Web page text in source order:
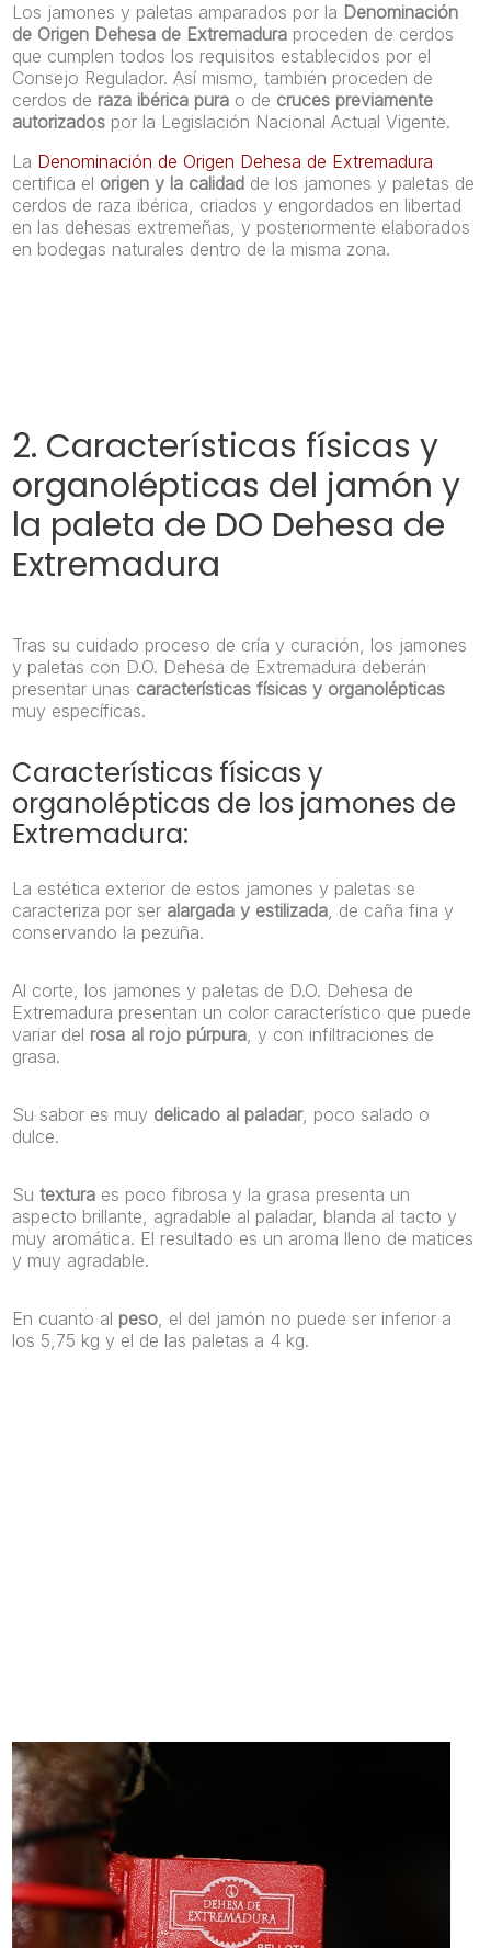
Los jamones y paletas amparados por la Denominación
de Origen Dehesa de Extremadura proceden de cerdos
que cumplen todos los requisitos establecidos por el
Consejo Regulador. Así mismo, también proceden de
cerdos de raza ibérica pura o de cruces previamente
autorizados por la Legislación Nacional Actual Vigente.
La Denominación de Origen Dehesa de Extremadura
certifica el origen y la calidad de los jamones y paletas de
cerdos de raza ibérica, criados y engordados en libertad
en las dehesas extremeñas, y posteriormente elaborados
en bodegas naturales dentro de la misma zona.
2. Características físicas y
organolépticas del jamón y
la paleta de DO Dehesa de
Extremadura
Tras su cuidado proceso de cría y curación, los jamones
y paletas con D.O. Dehesa de Extremadura deberán
presentar unas características físicas y organolépticas
muy específicas.
Características físicas y
organolépticas de los jamones de
Extremadura:
La estética exterior de estos jamones y paletas se
caracteriza por ser alargada y estilizada, de caña fina y
conservando la pezuña.
Al corte, los jamones y paletas de D.O. Dehesa de
Extremadura presentan un color característico que puede
variar del rosa al rojo púrpura, y con infiltraciones de
grasa.
Su sabor es muy delicado al paladar, poco salado o
dulce.
Su textura es poco fibrosa y la grasa presenta un
aspecto brillante, agradable al paladar, blanda al tacto y
muy aromática. El resultado es un aroma lleno de matices
y muy agradable.
En cuanto al peso, el del jamón no puede ser inferior a
los 5,75 kg y el de las paletas a 4 kg.